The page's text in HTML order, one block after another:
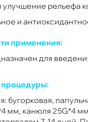
улучшение рельефа
и
применения:
для
процедуры:
бугорковая,
мм, канюля 25G*4 мм